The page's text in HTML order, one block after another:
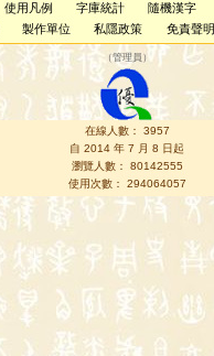
使用凡例 字庫統計 隨機漢字
製作單位 私隱政策 免責聲明
（管理員 ）
在線人數： 3957
自 2014 年 7 月 8 日起
瀏覽人數： 80142555
使用次數： 294064057